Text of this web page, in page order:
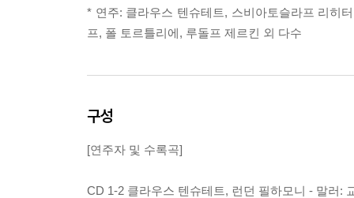
* 연주: 클라우스 텐슈테트, 스비아토슬라프 리히
프, 폴 토르틀리에, 루돌프 제르킨 외 다수
구성
[연주자 및 수록곡]
CD 1-2 클라우스 텐슈테트, 런던 필하모니 - 말러: